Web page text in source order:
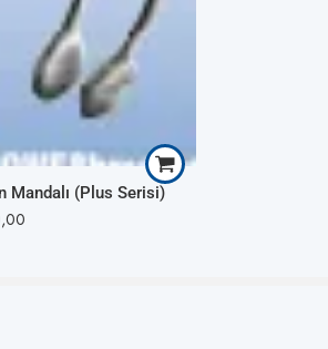
Mandalı (Plus Serisi)